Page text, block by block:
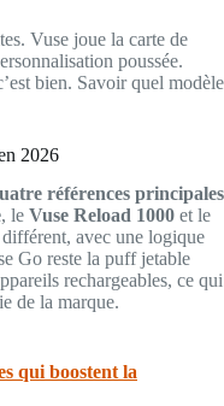
Vuse joue la carte de
poussée.
bien. Savoir quel modèle
2026
références principales
, le Vuse Reload 1000 et le
avec une logique
Go reste la puff jetable
rechargeables, ce qui
de la marque.
qui boostent la